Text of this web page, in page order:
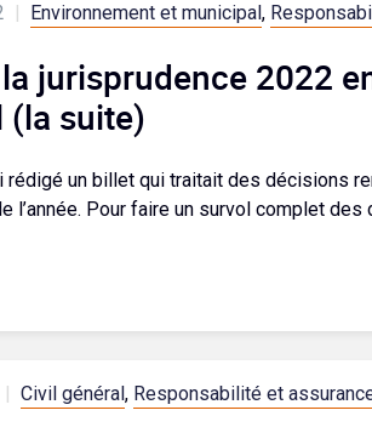
Environnement et municipal ,
jurisprudence 2022
(la suite)
rédigé un billet qui traitait des décisions
l’année. Pour faire un survol complet
Civil général , Responsabilité et